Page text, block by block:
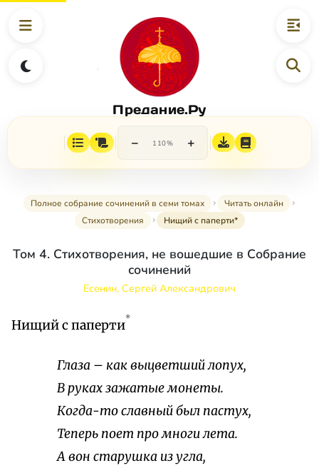
Предание.Ру
− 110% +
Полное собрание сочинений в семи томах
Читать онлайн
Стихотворения
Нищий с паперти*
Том 4. Стихотворения, не вошедшие в Собрание
сочинений
Есенин, Сергей Александрович
Нищий с паперти*
Глаза – как выцветший лопух,
В руках зажатые монеты.
Когда-то славный был пастух,
Теперь поет про многи лета.
А вон старушка из угла,